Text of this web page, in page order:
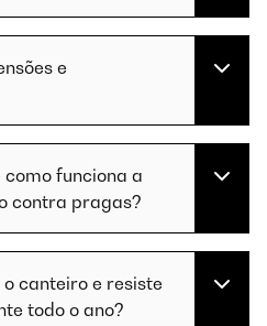
e
funciona a
contra pragas?
canteiro e resiste
todo o ano?